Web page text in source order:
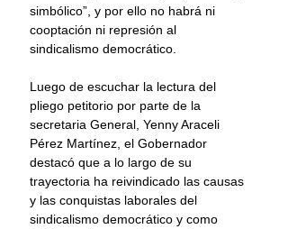
simbólico”, y por ello no habrá ni
cooptación ni represión al
sindicalismo democrático.
Luego de escuchar la lectura del
pliego petitorio por parte de la
secretaria General, Yenny Araceli
Pérez Martínez, el Gobernador
destacó que a lo largo de su
trayectoria ha reivindicado las causas
y las conquistas laborales del
sindicalismo democrático y como